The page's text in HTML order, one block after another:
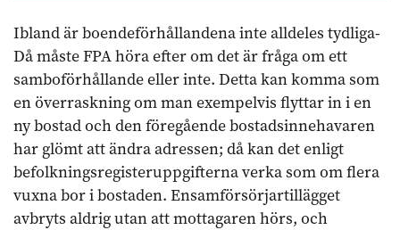
Ibland är boendeförhållandena inte alldeles tydliga-
Då måste FPA höra efter om det är fråga om ett
samboförhållande eller inte. Detta kan komma som
en överraskning om man exempelvis flyttar in i en
ny bostad och den föregående bostadsinnehavaren
har glömt att ändra adressen; då kan det enligt
befolkningsregisteruppgifterna verka som om flera
vuxna bor i bostaden. Ensamförsörjartillägget
avbryts aldrig utan att mottagaren hörs, och